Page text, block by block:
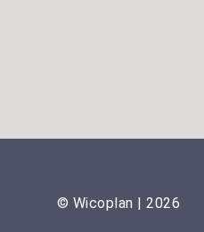
© Wicoplan | 2026